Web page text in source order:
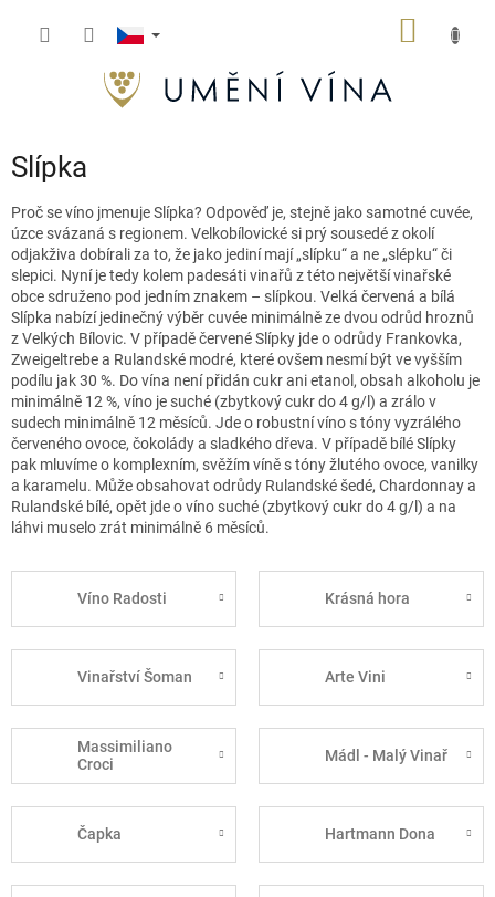
Slípka
Proč se víno jmenuje Slípka? Odpověď je, stejně jako samotné cuvée,
úzce svázaná s regionem. Velkobílovické si prý sousedé z okolí
odjakživa dobírali za to, že jako jediní mají „slípku“ a ne „slépku“ či
slepici. Nyní je tedy kolem padesáti vinařů z této největší vinařské
obce sdruženo pod jedním znakem – slípkou. Velká červená a bílá
Slípka nabízí jedinečný výběrcuvée minimálně ze dvou odrůd hroznů
z Velkých Bílovic. V případě červené Slípky jde o odrůdy Frankovka,
Zweigeltrebea Rulandské modré, které ovšem nesmí být ve vyšším
podílu jak 30 %. Do vína není přidán cukr ani etanol, obsah alkoholu je
minimálně 12 %, víno je suché (zbytkový cukr do 4 g/l) a zrálo v
sudech minimálně 12 měsíců. Jde o robustní víno s tóny vyzrálého
červeného ovoce, čokolády a sladkého dřeva. V případě bílé Slípky
pak mluvíme o komplexním, svěžím víně s tóny žlutého ovoce, vanilky
a karamelu. Může obsahovat odrůdy Rulandské šedé, Chardonnay a
Rulandské bílé, opět jde o víno suché (zbytkový cukr do 4 g/l) a na
láhvi muselo zrát minimálně 6 měsíců.
Víno Radosti Krásná hora
Vinařství Šoman Arte Vini
Massimiliano
Croci
Mádl - Malý Vinař
Čapka Hartmann Dona